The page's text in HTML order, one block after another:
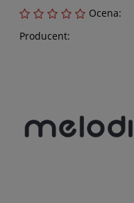
Ocena:
Producent: